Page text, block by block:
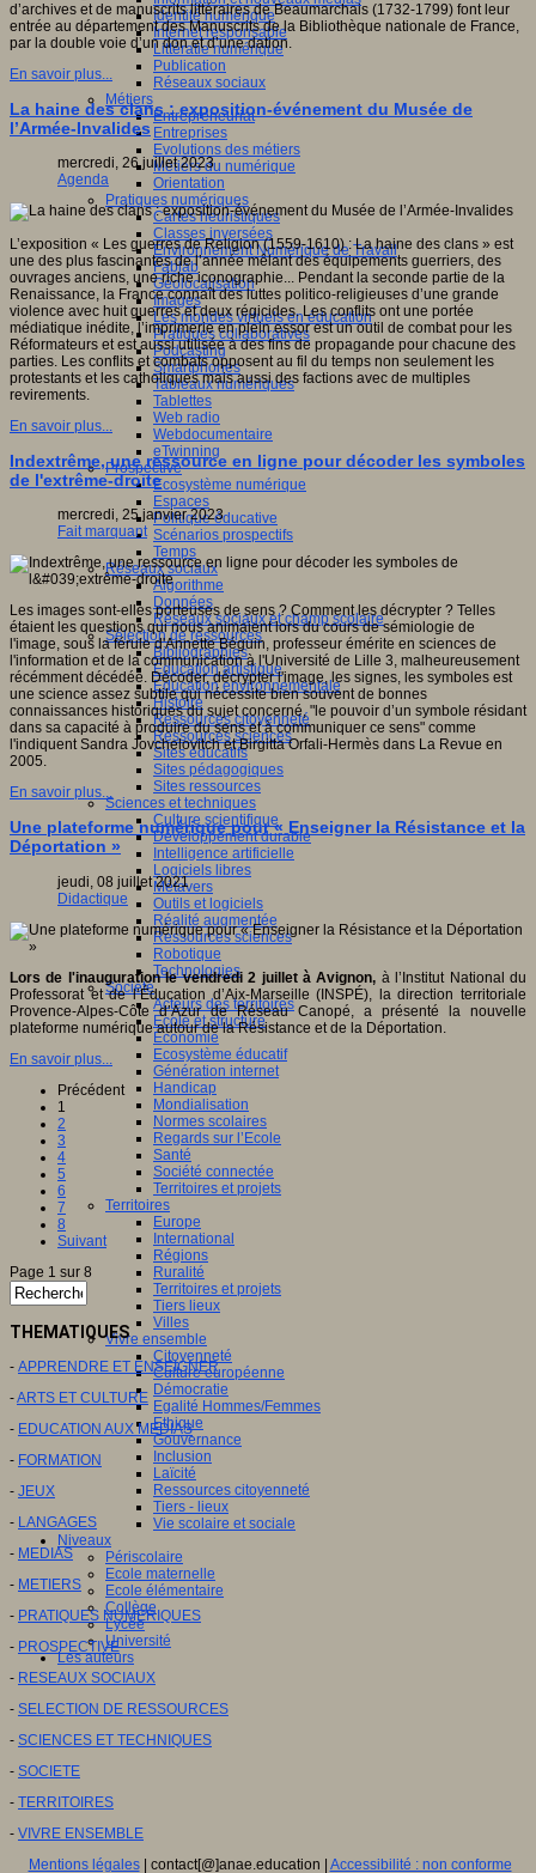
Identité numérique
Internet responsable
Littératie numérique
Publication
Réseaux sociaux
Métiers
Entrepreneuriat
Entreprises
Evolutions des métiers
Métiers du numérique
Orientation
Pratiques numériques
Cartes heuristiques
Classes inversées
Environnement Numérique de Travail
Fablab
Géolocalisation
Images
Les mondes virtuels en éducation
Pratiques collaboratives
Podcasting
Smartphones
Tableaux numériques
Tablettes
Web radio
Webdocumentaire
eTwinning
Prospective
Ecosystème numérique
Espaces
Politique éducative
Scénarios prospectifs
Temps
Réseaux sociaux
Algorithme
Données
Réseaux sociaux et champ scolaire
Sélection de ressources
Bibliographies
Education artistique
Education environnementale
Histoire
Ressources citoyenneté
Ressources sciences
Sites éducatifs
Sites pédagogiques
Sites ressources
Sciences et techniques
Culture scientifique
Développement durable
Intelligence artificielle
Logiciels libres
Métavers
Outils et logiciels
Réalité augmentée
Ressources sciences
Robotique
Technologies
Société
Acteurs des territoires
Ecole et structure
Economie
Ecosystème éducatif
Génération internet
Handicap
Mondialisation
Normes scolaires
Regards sur l’Ecole
Santé
Société connectée
Territoires et projets
Territoires
Europe
International
Régions
Ruralité
Territoires et projets
Tiers lieux
Villes
Vivre ensemble
Citoyenneté
Culture européenne
Démocratie
Egalité Hommes/Femmes
Ethique
Gouvernance
Inclusion
Laïcité
Ressources citoyenneté
Tiers - lieux
Vie scolaire et sociale
Niveaux
Périscolaire
Ecole maternelle
Ecole élémentaire
Collège
Lycée
Université
Les auteurs
d’archives et de manuscrits littéraires de Beaumarchais (1732-1799) font leur
entrée au département des Manuscrits de la Bibliothèque nationale de France,
par la double voie d’un don et d’une dation.
En savoir plus...
La haine des clans : exposition-événement du Musée de
l’Armée-Invalides
mercredi, 26 juillet 2023
Agenda
L’exposition « Les guerres de Religion (1559-1610) : La haine des clans » est
une des plus fascinantes de l’année mêlant des équipements guerriers, des
ouvrages anciens, une riche iconographie... Pendant la seconde partie de la
Renaissance, la France connaît des luttes politico-religieuses d’une grande
violence avec huit guerres et deux régicides. Les conflits ont une portée
médiatique inédite, l’imprimerie en plein essor est un outil de combat pour les
Réformateurs et est aussi utilisée à des fins de propagande pour chacune des
parties. Les conflits et combats opposent au fil du temps non seulement les
protestants et les catholiques mais aussi des factions avec de multiples
revirements.
En savoir plus...
Indextrême, une ressource en ligne pour décoder les symboles
de l'extrême-droite
mercredi, 25 janvier 2023
Fait marquant
Les images sont-elles porteuses de sens ? Comment les décrypter ? Telles
étaient les questions qui nous animaient lors du cours de sémiologie de
l'image, sous la férule d'Annette Béguin, professeur émérite en sciences de
l'information et de la communication à l'Université de Lille 3, malheureusement
récémment décédée. Décoder, décrypter l'image, les signes, les symboles est
une science assez subtile qui nécessite bien souvent de bonnes
connaissances historiques du sujet concerné, "le pouvoir d’un symbole résidant
dans sa capacité à produire du sens et à communiquer ce sens" comme
l'indiquent Sandra Jovchelovitch et Birgitta Orfali-Hermès dans La Revue en
2005.
En savoir plus...
Une plateforme numérique pour « Enseigner la Résistance et la
Déportation »
jeudi, 08 juillet 2021
Didactique
Lors de l'inauguration le vendredi 2 juillet à Avignon, à l’Institut National du
Professorat et de l’Éducation d’Aix-Marseille (INSPÉ), la direction territoriale
Provence-Alpes-Côte d’Azur de Réseau Canopé, a présenté la nouvelle
plateforme numérique autour de la Résistance et de la Déportation.
En savoir plus...
Précédent
1
2
3
4
5
6
7
8
Suivant
Page 1 sur 8
THEMATIQUES
- APPRENDRE ET ENSEIGNER
-ARTS ET CULTURE
- EDUCATION AUX MEDIAS
- FORMATION
- JEUX
- LANGAGES
- MEDIAS
- METIERS
- PRATIQUES NUMERIQUES
- PROSPECTIVE
- RESEAUX SOCIAUX
- SELECTION DE RESSOURCES
- SCIENCES ET TECHNIQUES
- SOCIETE
- TERRITOIRES
- VIVRE ENSEMBLE
Mentions légales| contact[@]anae.education | Accessibilité : non conforme